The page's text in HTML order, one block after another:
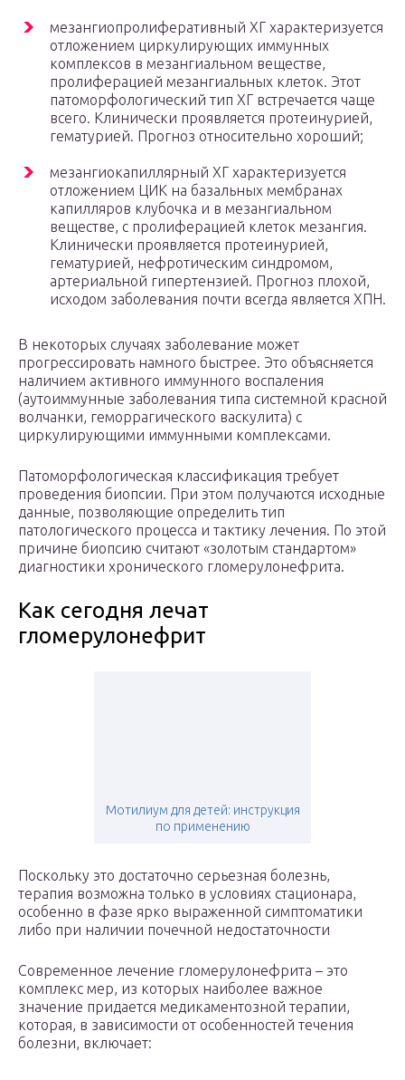
мезангиопролиферативный ХГ характеризуется
отложением циркулирующих иммунных
комплексов в мезангиальном веществе,
пролиферацией мезангиальных клеток. Этот
патоморфологический тип ХГ встречается чаще
всего. Клинически проявляется протеинурией,
гематурией. Прогноз относительно хороший;
мезангиокапиллярный ХГ характеризуется
отложением ЦИК на базальных мембранах
капилляров клубочка и в мезангиальном
веществе, с пролиферацией клеток мезангия.
Клинически проявляется протеинурией,
гематурией, нефротическим синдромом,
артериальной гипертензией. Прогноз плохой,
исходом заболевания почти всегда является ХПН.
В некоторых случаях заболевание может
прогрессировать намного быстрее. Это объясняется
наличием активного иммунного воспаления
(аутоиммунные заболевания типа системной красной
волчанки, геморрагического васкулита) с
циркулирующими иммунными комплексами.
Патоморфологическая классификация требует
проведения биопсии. При этом получаются исходные
данные, позволяющие определить тип
патологического процесса и тактику лечения. По этой
причине биопсию считают «золотым стандартом»
диагностики хронического гломерулонефрита.
Как сегодня лечат
гломерулонефрит
Мотилиум для детей: инструкция
по применению
Поскольку это достаточно серьезная болезнь,
терапия возможна только в условиях стационара,
особенно в фазе ярко выраженной симптоматики
либо при наличии почечной недостаточности
Современное лечение гломерулонефрита – это
комплекс мер, из которых наиболее важное
значение придается медикаментозной терапии,
которая, в зависимости от особенностей течения
болезни, включает: